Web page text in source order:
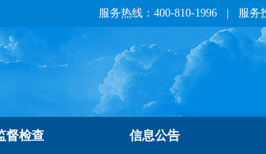
服务热线：400-810-1996 | 服务
督检查 信息公告